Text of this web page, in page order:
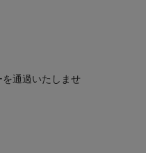
通過いたしませ